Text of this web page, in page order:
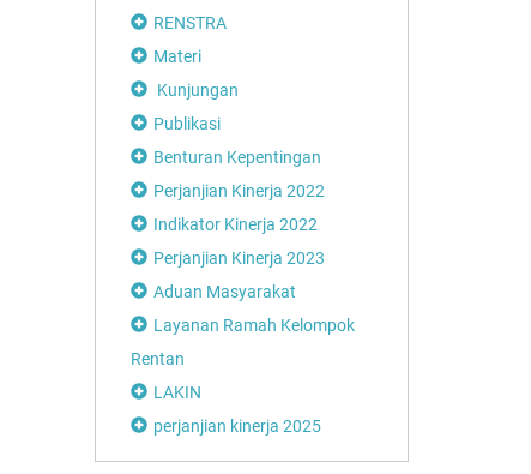
RENSTRA
Materi
Kunjungan
Publikasi
Benturan Kepentingan
Perjanjian Kinerja 2022
Indikator Kinerja 2022
Perjanjian Kinerja 2023
Aduan Masyarakat
Layanan Ramah Kelompok
Rentan
LAKIN
perjanjian kinerja 2025